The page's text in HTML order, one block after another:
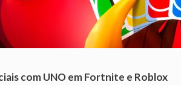
com UNO em Fortnite e Roblox